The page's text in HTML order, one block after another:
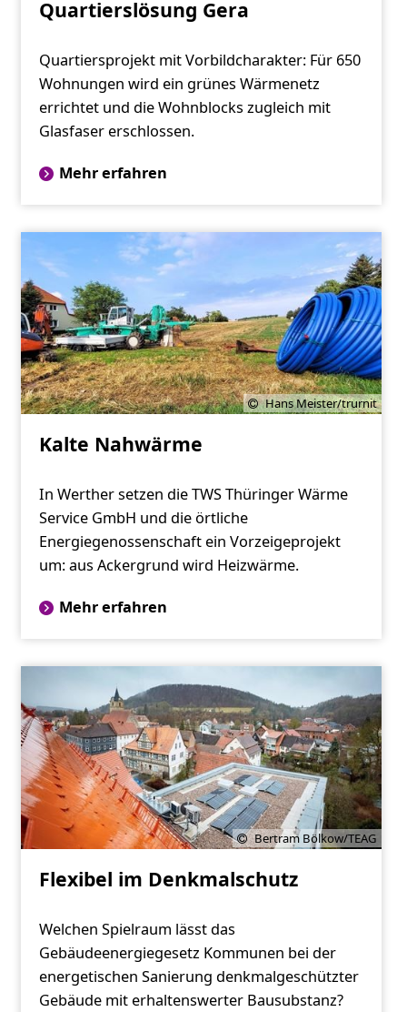
Quartierslösung Gera
Quartiersprojekt mit Vorbildcharakter: Für 650
Wohnungen wird ein grünes Wärmenetz
errichtet und die Wohnblocks zugleich mit
Glasfaser erschlossen.
Mehr erfahren
Hans Meister/trurnit
Kalte Nahwärme
In Werther setzen die TWS Thüringer Wärme
Service GmbH und die örtliche
Energiegenossenschaft ein Vorzeigeprojekt
um: aus Ackergrund wird Heizwärme.
Mehr erfahren
Bertram Bölkow/TEAG
Flexibel im Denkmalschutz
Welchen Spielraum lässt das
Gebäudeenergiegesetz Kommunen bei der
energetischen Sanierung denkmalgeschützter
Gebäude mit erhaltenswerter Bausubstanz?